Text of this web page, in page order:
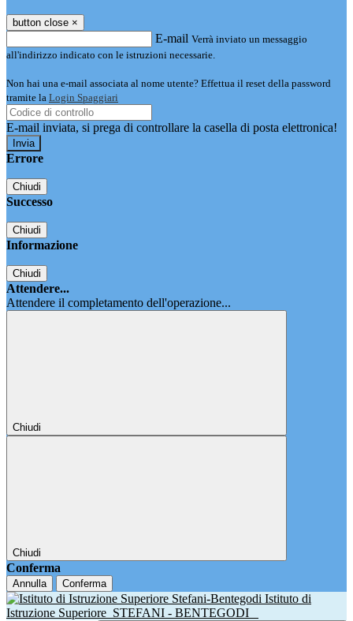
button close ×
E-mail Verrà inviato un messaggio
all'indirizzo indicato con le istruzioni necessarie.
Non hai una e-mail associata al nome utente? Effettua il reset della password
tramite la Login Spaggiari
E-mail inviata, si prega di controllare la casella di posta elettronica!
Errore
Chiudi
Successo
Chiudi
Informazione
Chiudi
Attendere...
Attendere il completamento dell'operazione...
Chiudi
Chiudi
Conferma
Annulla Conferma
Istituto di
Istruzione Superiore STEFANI - BENTEGODI